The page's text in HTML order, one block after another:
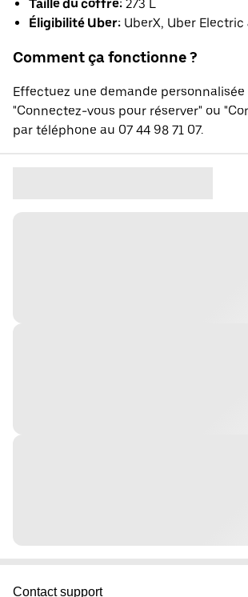
Taille du coffre: 273 L
Éligibilité Uber: UberX, Uber
Comment ça fonctionne ?
Effectuez une demande
"Connectez-vous pour réserver" ou
par téléphone au 07 44 98 71 07.
Contact support